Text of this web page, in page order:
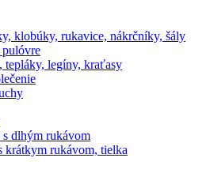
klobúky, rukavice, nákrčníky, šály
tepláky, legíny, kraťasy
s dlhým rukávom
krátkym rukávom, tielka